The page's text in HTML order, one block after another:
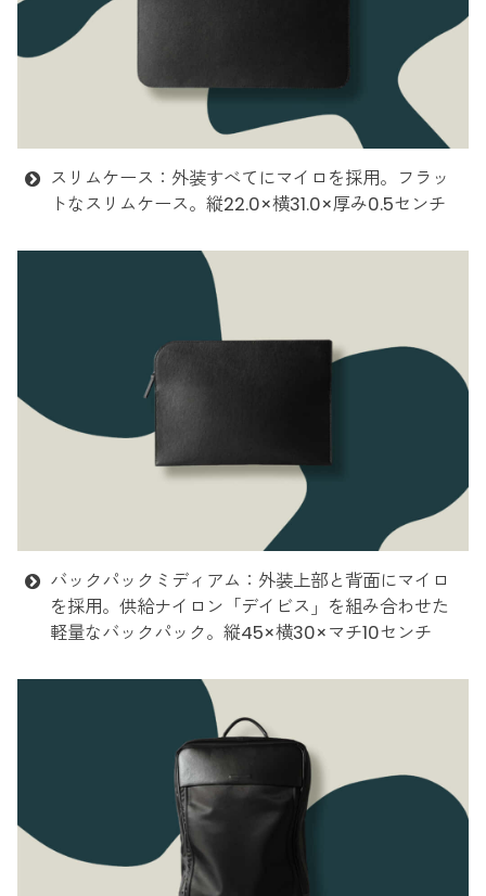
スリムケース：外装すべてにマイロを採用。フラッ
トなスリムケース。縦22.0×横31.0×厚み0.5センチ
バックパックミディアム：外装上部と背面にマイロ
を採用。供給ナイロン「デイビス」を組み合わせた
軽量なバックパック。縦45×横30×マチ10センチ